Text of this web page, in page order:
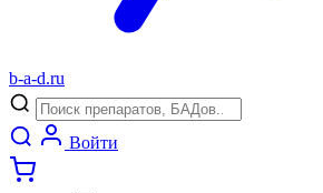
b-a-d.ru
Войти